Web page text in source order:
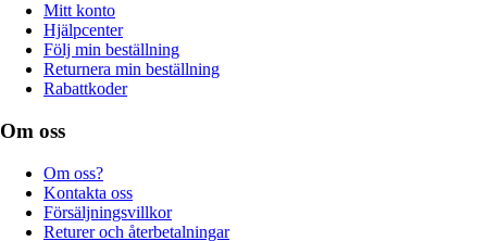
Mitt konto
Hjälpcenter
Följ min beställning
Returnera min beställning
Rabattkoder
Om oss
Om oss?
Kontakta oss
Försäljningsvillkor
Returer och återbetalningar